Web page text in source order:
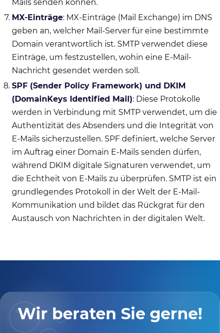
Mails senden können.
MX-Einträge: MX-Einträge (Mail Exchange) im DNS
geben an, welcher Mail-Server für eine bestimmte
Domain verantwortlich ist. SMTP verwendet diese
Einträge, um festzustellen, wohin eine E-Mail-
Nachricht gesendet werden soll.
SPF (Sender Policy Framework) und DKIM
(DomainKeys Identified Mail): Diese Protokolle
werden in Verbindung mit SMTP verwendet, um die
Authentizität des Absenders und die Integrität von
E-Mails sicherzustellen. SPF definiert, welche Server
im Auftrag einer Domain E-Mails senden dürfen,
während DKIM digitale Signaturen verwendet, um
die Echtheit von E-Mails zu überprüfen. SMTP ist ein
grundlegendes Protokoll in der Welt der E-Mail-
Kommunikation und bildet das Rückgrat für den
Austausch von Nachrichten in der digitalen Welt.
Wir beraten Sie gerne!